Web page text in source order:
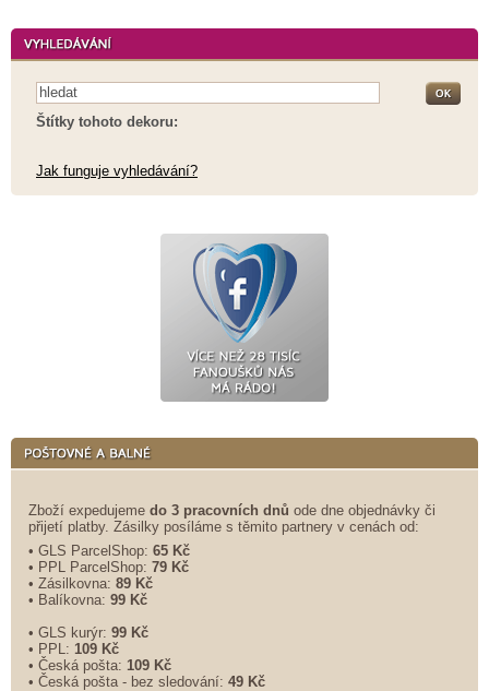
Štítky tohoto dekoru:
Jak funguje vyhledávání?
Zboží expedujeme do 3 pracovních dnů ode dne objednávky či
přijetí platby. Zásilky posíláme s těmito partnery v cenách od:
• GLS ParcelShop: 65 Kč
• PPL ParcelShop: 79 Kč
• Zásilkovna: 89 Kč
• Balíkovna: 99 Kč
• GLS kurýr: 99 Kč
• PPL: 109 Kč
• Česká pošta: 109 Kč
• Česká pošta - bez sledování: 49 Kč